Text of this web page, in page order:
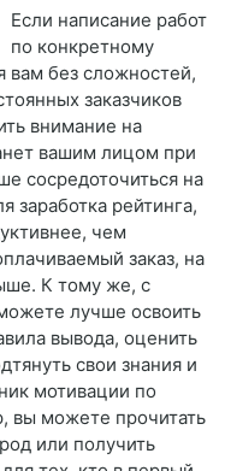
Если написание работ
по конкретному
вам без сложностей,
заказчиков
внимание на
вашим лицом при
сосредоточиться на
заработка рейтинга,
чем
заказ, на
К тому же, с
лучше освоить
вывода, оценить
свои знания и
мотивации по
вы можете прочитать
или получить